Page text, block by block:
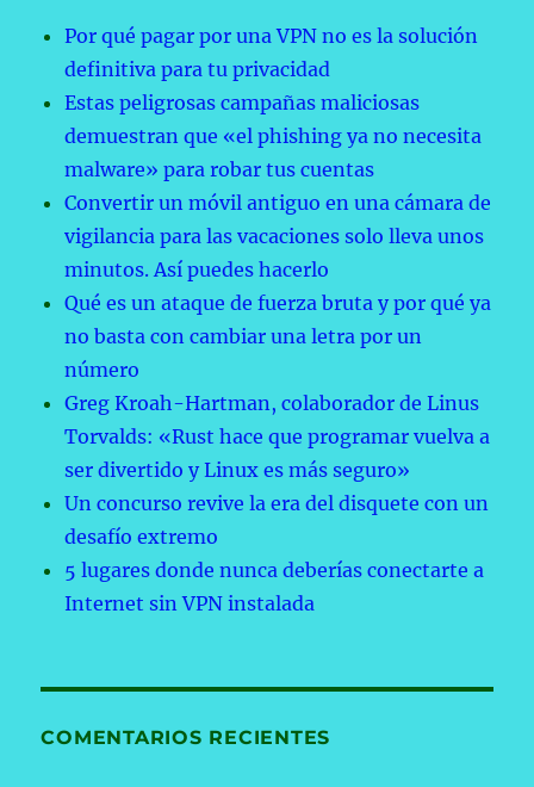
Por qué pagar por una VPN no es la solución
definitiva para tu privacidad
Estas peligrosas campañas maliciosas
demuestran que «el phishing ya no necesita
malware» para robar tus cuentas
Convertir un móvil antiguo en una cámara de
vigilancia para las vacaciones solo lleva unos
minutos. Así puedes hacerlo
Qué es un ataque de fuerza bruta y por qué ya
no basta con cambiar una letra por un
número
Greg Kroah-Hartman, colaborador de Linus
Torvalds: «Rust hace que programar vuelva a
ser divertido y Linux es más seguro»
Un concurso revive la era del disquete con un
desafío extremo
5 lugares donde nunca deberías conectarte a
Internet sin VPN instalada
COMENTARIOS RECIENTES